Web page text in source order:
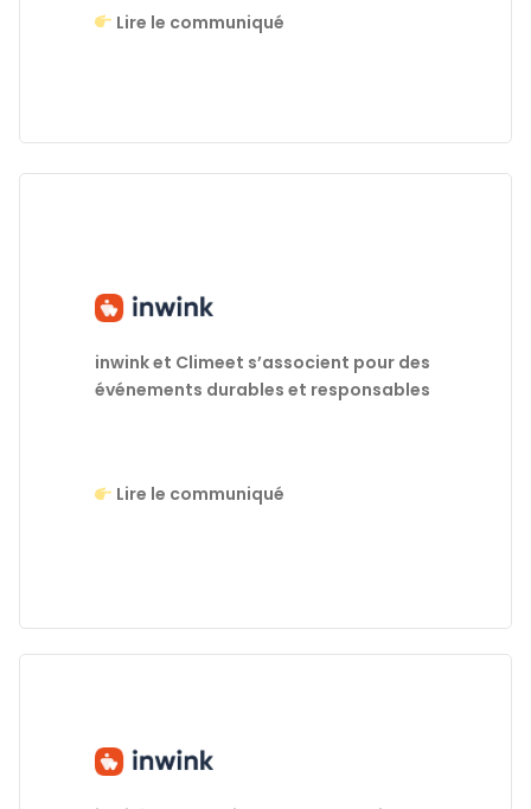
Lire le communiqué
inwink et Climeet s’associent pour des
événements durables et responsables
Lire le communiqué